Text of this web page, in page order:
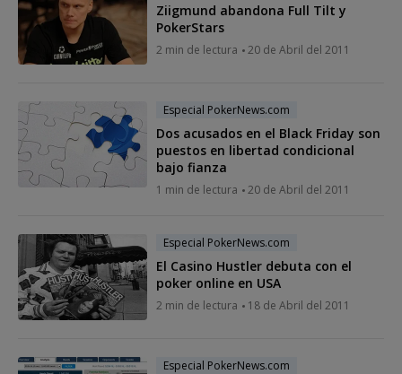
Ziigmund abandona Full Tilt y
PokerStars
2 min de lectura 20 de Abril del 2011
Especial PokerNews.com
Dos acusados en el Black Friday son
puestos en libertad condicional
bajo fianza
1 min de lectura 20 de Abril del 2011
Especial PokerNews.com
El Casino Hustler debuta con el
poker online en USA
2 min de lectura 18 de Abril del 2011
Especial PokerNews.com